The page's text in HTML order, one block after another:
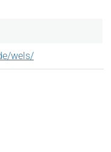
wels/